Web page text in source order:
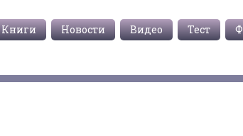
Тест
Видео
Новости
Книги